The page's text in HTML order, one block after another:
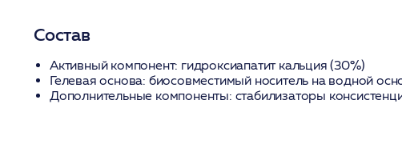
Состав
Активный компонент: гидроксиапатит кальция (30%)
Гелевая основа: биосовместимый носитель на водной
Дополнительные компоненты: стабилизаторы